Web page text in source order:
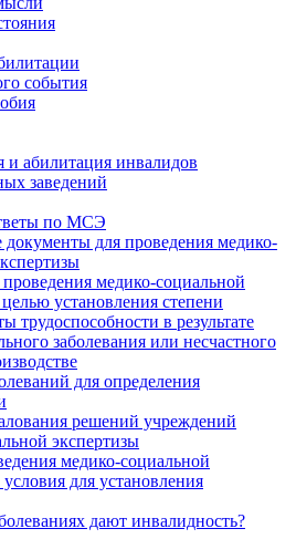
события
и абилитация инвалидов
заведений
по МСЭ
для проведения медико-
медико-социальной
установления степени
трудоспособности в результате
заболевания или несчастного
для определения
решений учреждений
экспертизы
медико-социальной
для установления
дают инвалидность?